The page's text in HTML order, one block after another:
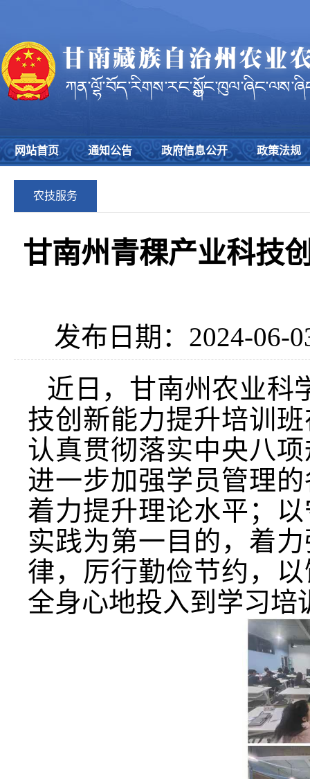
网站首页 通知公告 政府信息公开 政策法规
农技服务
甘南州青稞产业科技
发布日期：2024-06-
近日，甘南州农业科
技创新能力提升培训
认真贯彻落实中央八
进一步加强学员管理
着力提升理论水平；
实践为第一目的，着
律，厉行勤俭节约，
全身心地投入到学习培